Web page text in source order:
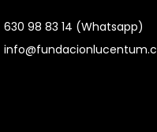
630 98 83 14 (Whatsapp)